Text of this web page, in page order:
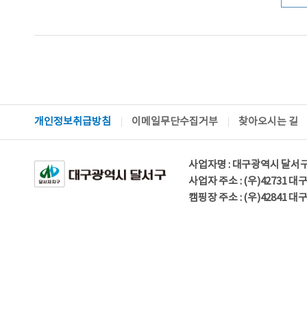
개인정보취급방침 이메일무단수집거부 찾아오시는 길
사업자명 : 대구광역시 달
사업자 주소 : (우)42731 대
캠핑장 주소 : (우)42841